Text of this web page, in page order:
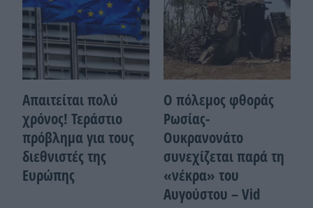
Απαιτείται πολύ
χρόνος! Τεράστιο
πρόβλημα για τους
διεθνιστές της
Ευρώπης
Ο πόλεμος φθοράς
Ρωσίας-
Ουκρανονάτο
συνεχίζεται παρά τη
«νέκρα» του
Αυγούστου – Vid